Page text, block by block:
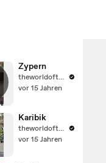
Zypern
theworldoftravel2
vor 15 Jahren
Karibik
theworldoftravel2
vor 15 Jahren